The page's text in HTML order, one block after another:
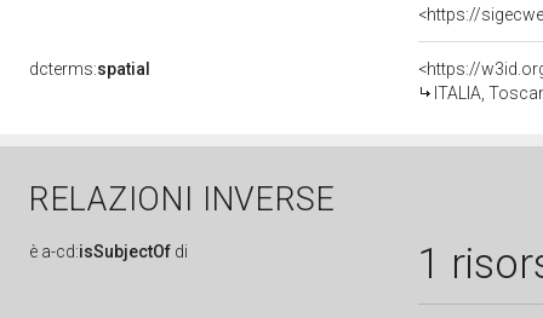
<https://
dcterms:spatial
<https://
ITALIA,
RELAZIONI INVERSE
è a-cd:isSubjectOf di 1